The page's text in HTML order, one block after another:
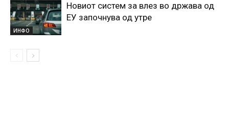
ИНФО
Новиот систем за влез во држава од
ЕУ започнува од утре